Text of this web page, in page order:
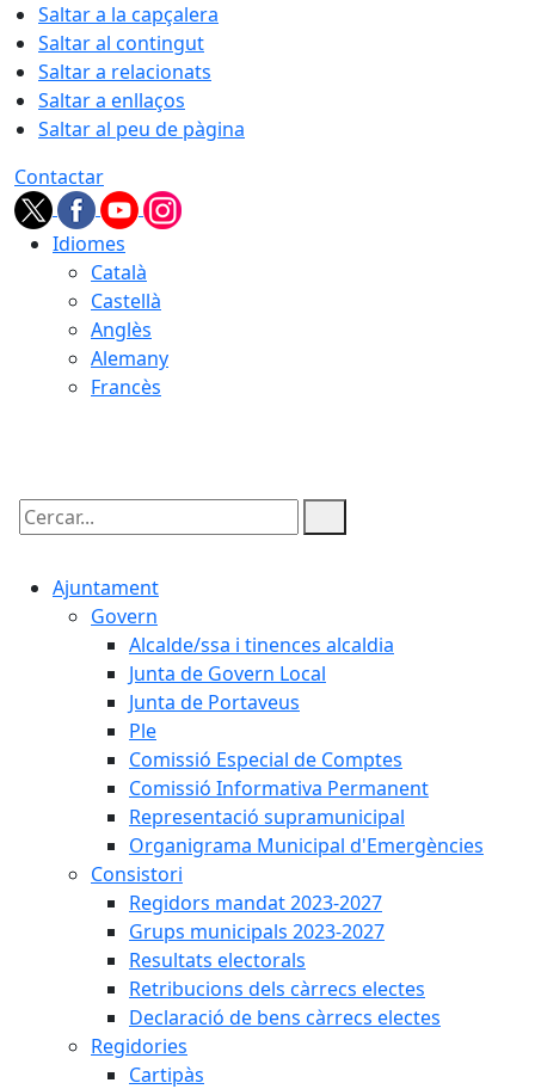
Saltar a la capçalera
Saltar al contingut
Saltar a relacionats
Saltar a enllaços
Saltar al peu de pàgina
Contactar
Idiomes
Català
Castellà
Anglès
Alemany
Francès
Cercar:
Ajuntament
Govern
Alcalde/ssa i tinences alcaldia
Junta de Govern Local
Junta de Portaveus
Ple
Comissió Especial de Comptes
Comissió Informativa Permanent
Representació supramunicipal
Organigrama Municipal d'Emergències
Consistori
Regidors mandat 2023-2027
Grups municipals 2023-2027
Resultats electorals
Retribucions dels càrrecs electes
Declaració de bens càrrecs electes
Regidories
Cartipàs